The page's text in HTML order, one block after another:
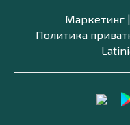
Маркетинг|
Политика